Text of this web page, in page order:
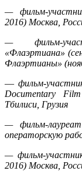
— фильм-
2016) Москва,
— фильм-
«Флаэртиана»
Флаэртианы»
— фильм-
Documentary
Film
Тбилиси, Грузия
— фильм-
операторскую
— фильм-
2016) Москва,